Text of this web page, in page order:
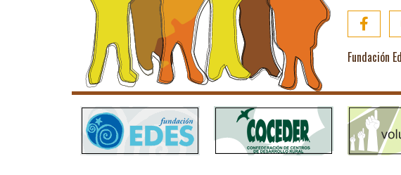
Fundación